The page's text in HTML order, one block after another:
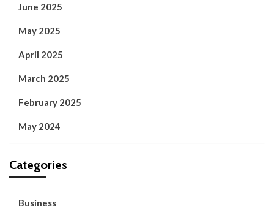
June 2025
May 2025
April 2025
March 2025
February 2025
May 2024
Categories
Business